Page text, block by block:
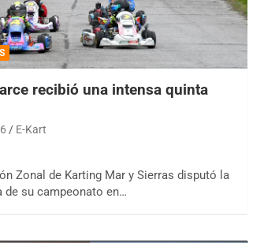
recibió una intensa quinta
E-Kart
Zonal de Karting Mar y Sierras disputó la
de su campeonato en…